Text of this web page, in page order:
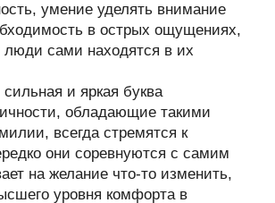
умение уделять внимание
в острых ощущениях,
люди сами находятся в их
и яркая буква
обладающие такими
всегда стремятся к
они соревнуются с самим
на желание что-то изменить,
уровня комфорта в